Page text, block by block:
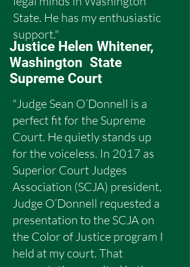
Justice Helen Whitener,
Washington State
Supreme Court
"Judge Sean O’Donnell is a
perfect fit for the Supreme
Court. He quietly stands up
for the voiceless. In 2017 as
Superior Court Judges
Association (SCJA) president,
Judge O’Donnell requested a
presentation to the SCJA on
the Color of Justice program I
held at my court. That
State. He has my enthusiastic
support."